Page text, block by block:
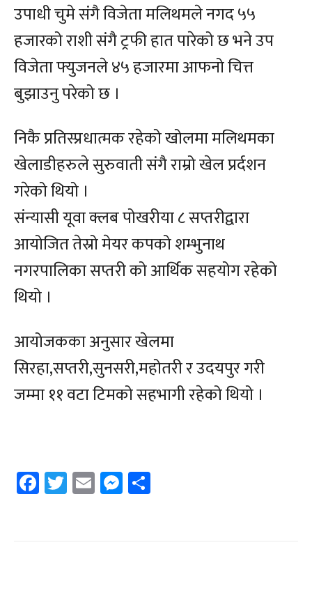
उपाधी चुमे संगै विजेता मलिथमले नगद ५५
हजारको राशी संगै ट्रफी हात पारेको छ भने उप
विजेता फ्युजनले ४५ हजारमा आफनो चित्त
बुझाउनु परेको छ ।
निकै प्रतिस्प्रधात्मक रहेको खोलमा मलिथमका
खेलाडीहरुले सुरुवाती संगै राम्रो खेल प्रर्दशन
गरेको थियो ।
संन्यासी यूवा क्लब पोखरीया ८ सप्तरीद्वारा
आयोजित तेस्रो मेयर कपको शम्भुनाथ
नगरपालिका सप्तरी को आर्थिक सहयोग रहेको
थियो ।
आयोजकका अनुसार खेलमा
सिरहा,सप्तरी,सुनसरी,महोतरी र उदयपुर गरी
जम्मा ११ वटा टिमको सहभागी रहेको थियो ।
Facebook
Twitter
EmailMessenger